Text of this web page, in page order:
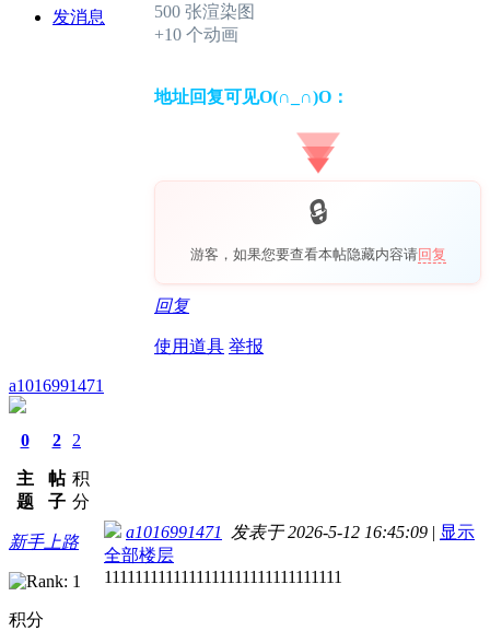
发消息
500 张渲染图
+10 个动画
地址回复可见O(∩_∩)O：
游客，如果您要查看本帖隐藏内容请回复
回复
使用道具 举报
a1016991471
0
主
题
2
帖
子
2
积
分
新手上路
积分
a1016991471 发表于 2026-5-12 16:45:09 | 显示
全部楼层
1111111111111111111111111111111